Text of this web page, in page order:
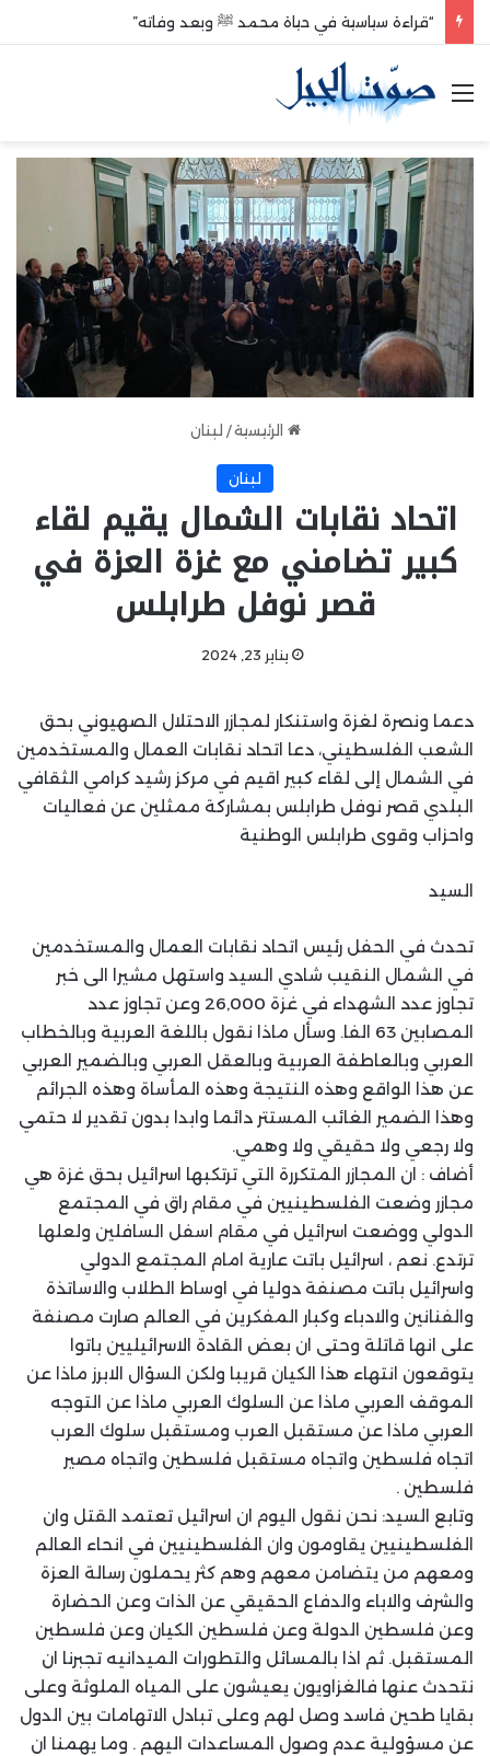
“قراءة سياسية في حياة محمد ﷺ وبعد وفاته”
القائمة
الرئيسية / لبنان
لبنان
اتحاد نقابات الشمال يقيم لقاء
كبير تضامني مع غزة العزة في
قصر نوفل طرابلس
يناير 23, 2024
دعما ونصرة لغزة واستنكار لمجازر الاحتلال الصهيوني بحق
الشعب الفلسطيني، دعا اتحاد نقابات العمال والمستخدمين
في الشمال إلى لقاء كبير اقيم في مركز رشيد كرامي الثقافي
البلدي قصر نوفل طرابلس بمشاركة ممثلين عن فعاليات
واحزاب وقوى طرابلس الوطنية
السيد
تحدث في الحفل رئيس اتحاد نقابات العمال والمستخدمين
في الشمال النقيب شادي السيد واستهل مشيرا الى خبر
تجاوز عدد الشهداء في غزة 26,000 وعن تجاوز عدد
المصابين 63 الفا. وسأل ماذا نقول باللغة العربية وبالخطاب
العربي وبالعاطفة العربية وبالعقل العربي وبالضمير العربي
عن هذا الواقع وهذه النتيجة وهذه المأساة وهذه الجرائم
وهذا الضمير الغائب المستتر دائما وابدا بدون تقدير لا حتمي
ولا رجعي ولا حقيقي ولا وهمي.
أضاف : ان المجازر المتكررة التي ترتكبها اسرائيل بحق غزة هي
مجازر وضعت الفلسطينيين في مقام راق في المجتمع
الدولي ووضعت اسرائيل في مقام اسفل السافلين ولعلها
ترتدع. نعم ، اسرائيل باتت عارية امام المجتمع الدولي
واسرائيل باتت مصنفة دوليا في اوساط الطلاب والاساتذة
والفنانين والادباء وكبار المفكرين في العالم صارت مصنفة
على انها قاتلة وحتى ان بعض القادة الاسرائيليين باتوا
يتوقعون انتهاء هذا الكيان قريبا ولكن السؤال الابرز ماذا عن
الموقف العربي ماذا عن السلوك العربي ماذا عن التوجه
العربي ماذا عن مستقبل العرب ومستقبل سلوك العرب
اتجاه فلسطين واتجاه مستقبل فلسطين واتجاه مصير
فلسطين .
وتابع السيد: نحن نقول اليوم ان اسرائيل تعتمد القتل وان
الفلسطينيين يقاومون وان الفلسطينيين في انحاء العالم
ومعهم من يتضامن معهم وهم كثر يحملون رسالة العزة
والشرف والاباء والدفاع الحقيقي عن الذات وعن الحضارة
وعن فلسطين الدولة وعن فلسطين الكيان وعن فلسطين
المستقبل. ثم اذا بالمسائل والتطورات الميدانيه تجبرنا ان
نتحدث عنها فالغزاويون يعيشون على المياه الملوثة وعلى
بقايا طحين فاسد وصل لهم وعلى تبادل الاتهامات بين الدول
عن مسؤولية عدم وصول المساعدات اليهم . وما يهمنا ان